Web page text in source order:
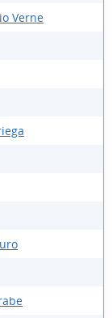
Verne